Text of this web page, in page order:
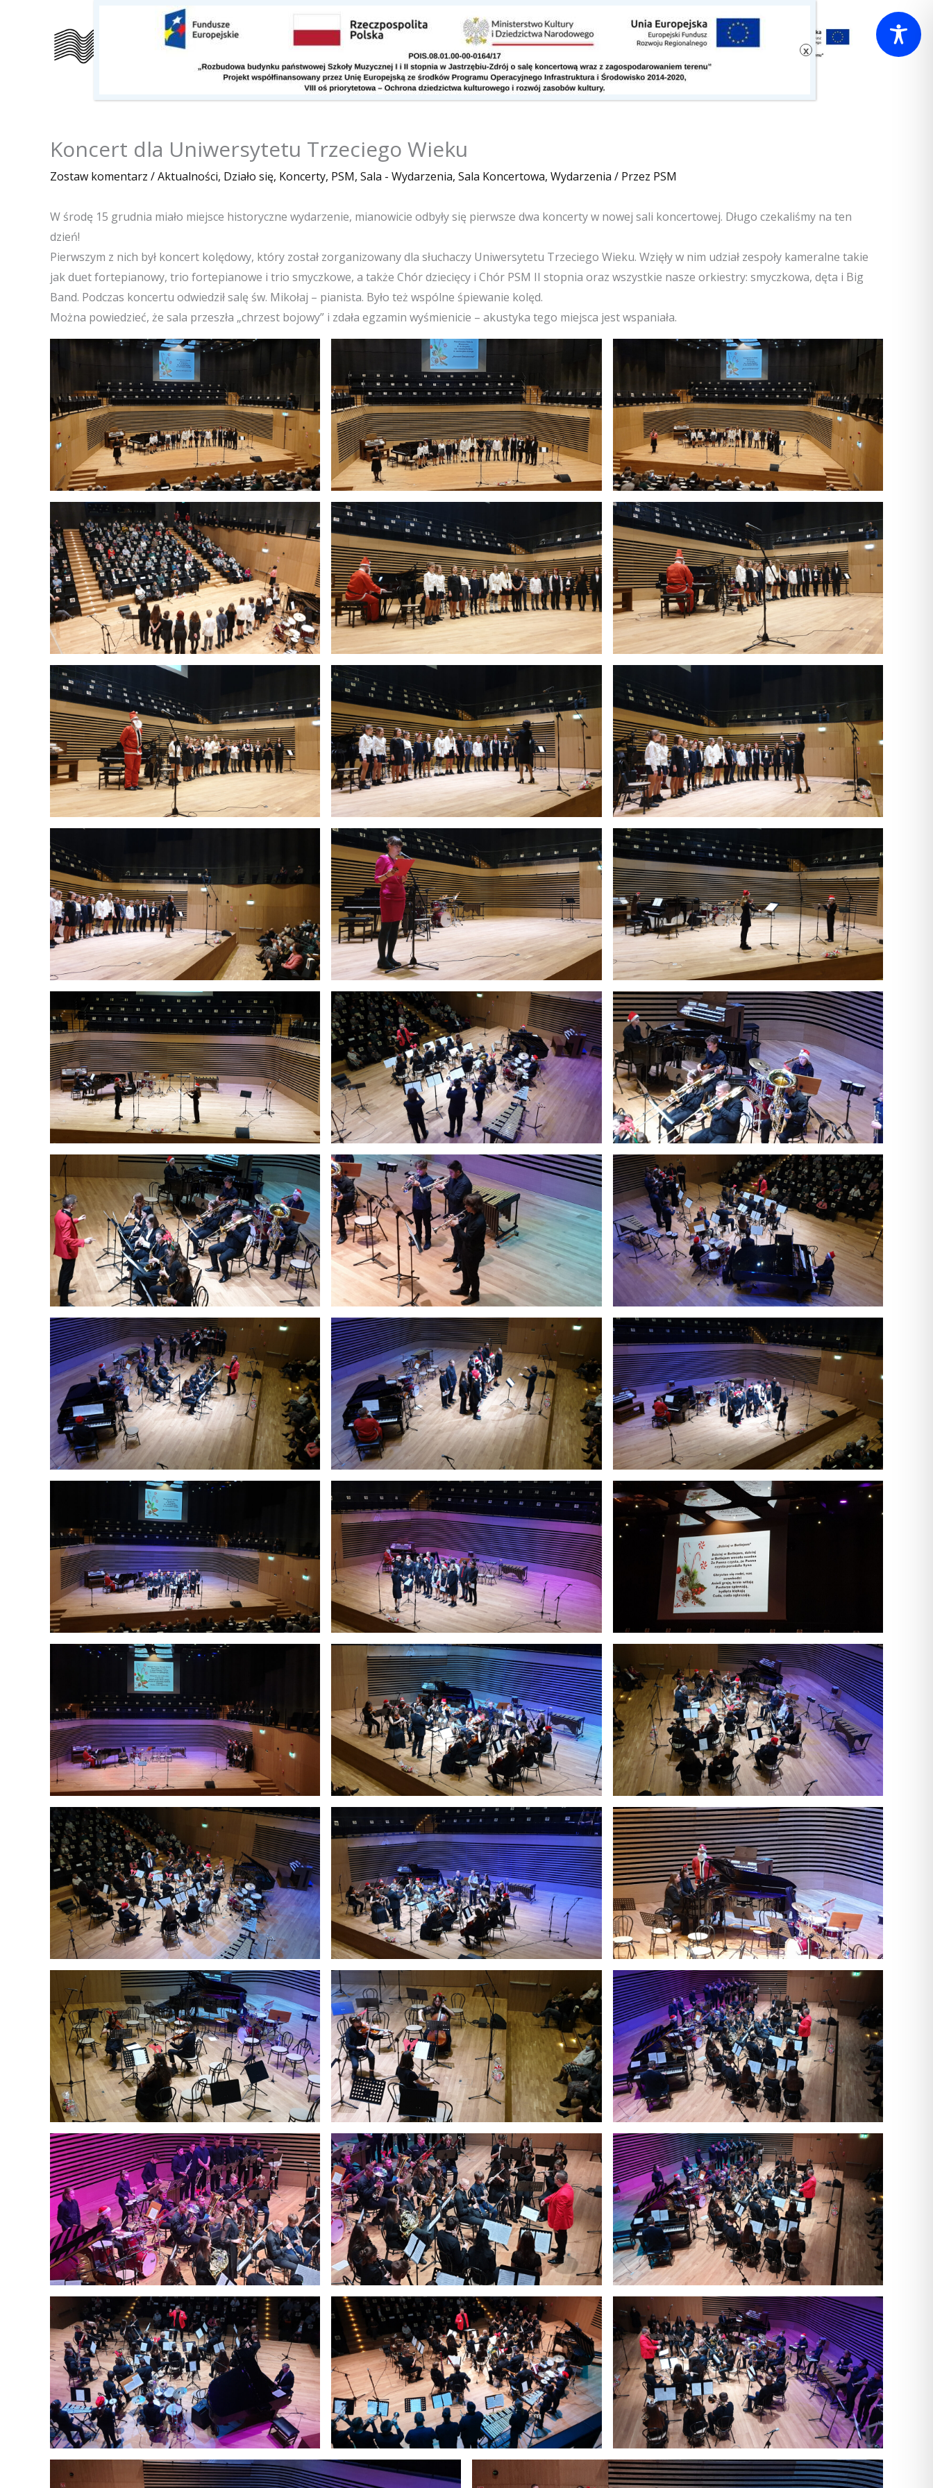
Szkoła O nas Kontakt Do pobrania
Koncert dla Uniwersytetu Trzeciego Wieku
Zostaw komentarz /Aktualności, Działo się, Koncerty, PSM, Sala - Wydarzenia, Sala Koncertowa, Wydarzenia / Przez PSM
W środę 15 grudnia miało miejsce historyczne wydarzenie, mianowicie odbyły się pierwsze dwa koncerty w nowej sali koncertowej. Długo czekaliśmy na ten
dzień!
Pierwszym z nich był koncert kolędowy, który został zorganizowany dla słuchaczy Uniwersytetu Trzeciego Wieku. Wzięły w nim udział zespoły kameralne takie
jak duet fortepianowy, trio fortepianowe i trio smyczkowe, a także Chór dziecięcy i Chór PSM II stopnia oraz wszystkie nasze orkiestry: smyczkowa, dęta i Big
Band. Podczas koncertu odwiedził salę św. Mikołaj – pianista. Było też wspólne śpiewanie kolęd.
Można powiedzieć, że sala przeszła „chrzest bojowy” i zdała egzamin wyśmienicie – akustyka tego miejsca jest wspaniała.